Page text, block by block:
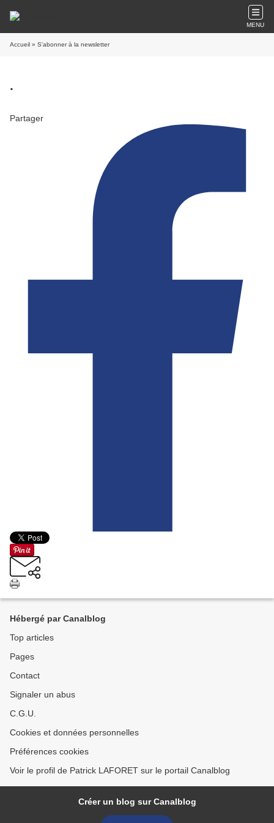
MENU
Accueil » S'abonner à la newsletter
.
Partager
Hébergé par Canalblog
Top articles
Pages
Contact
Signaler un abus
C.G.U.
Cookies et données personnelles
Préférences cookies
Voir le profil de Patrick LAFORET sur le portail Canalblog
Créer un blog sur Canalblog